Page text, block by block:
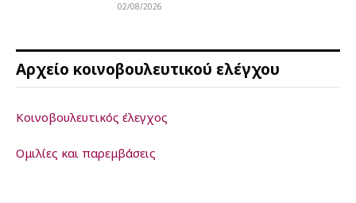
02/08/2026
Αρχείο κοινοβουλευτικού ελέγχου
Κοινοβουλευτικός έλεγχος
Ομιλίες και παρεμβάσεις